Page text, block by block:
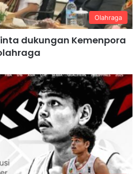
Olahraga
dukungan Kemenpora